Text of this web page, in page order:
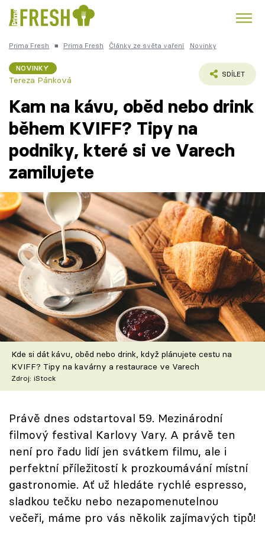
Česká kuchyně
Témata
Recepty
Články
TV Program
Škola vaření
Recepty z TV
Speciál: Cuketa
Těhotnej kuchař
Sledujte prima+
Přihlášení
Sledujte nás
Prima Fresh ■ Prima Fresh Články ze světa vaření Novinky
NOVINKY
Tereza Pánková
SDÍLET
Kam na kávu, oběd nebo drink
během KVIFF? Tipy na
podniky, které si ve Varech
zamilujete
Kde si dát kávu, oběd nebo drink, když plánujete cestu na
KVIFF? Tipy na kavárny a restaurace ve Varech
Zdroj: iStock
Právě dnes odstartoval 59. Mezinárodní
filmový festival Karlovy Vary. A právě ten
není pro řadu lidí jen svátkem filmu, ale i
perfektní příležitostí k prozkoumávání místní
gastronomie. Ať už hledáte rychlé espresso,
sladkou tečku nebo nezapomenutelnou
večeři, máme pro vás několik zajímavých tipů!